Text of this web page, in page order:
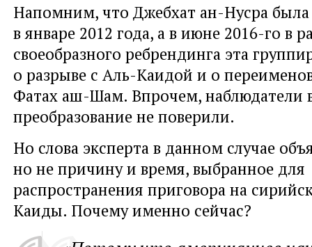
Напомним, что Джебхат ан-Нусра была
в январе 2012 года, а в июне 2016-го в
своеобразного ребрендинга эта
о разрыве с Аль-Каидой и о
Фатах аш-Шам. Впрочем, наблюдатели
преобразование не поверили.
Но слова эксперта в данном случае
но не причину и время, выбранное для
распространения приговора на
Каиды. Почему именно сейчас?